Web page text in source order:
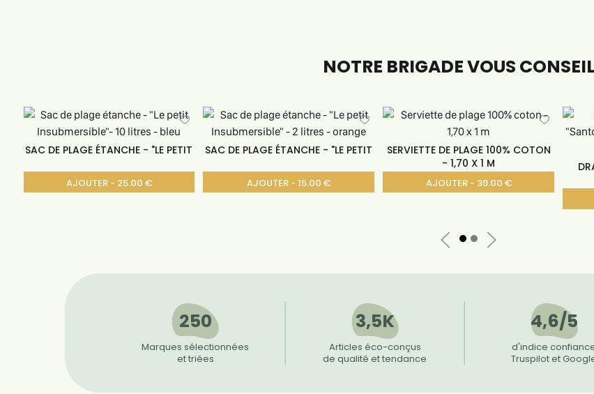
NOTRE BRIGADE VOUS
SAC DE PLAGE ÉTANCHE - "LE PETIT
AJOUTER - 25.00 €
SAC DE PLAGE ÉTANCHE - "LE PETIT
AJOUTER - 15.00 €
SERVIETTE DE PLAGE 100% COTON
- 1,70 X 1 M
AJOUTER - 39.00 €
250
Marques sélectionnées
et triées
3,5K
Articles éco-conçus
de qualité et tendance
4,6/5
d'indice
Truspilot et